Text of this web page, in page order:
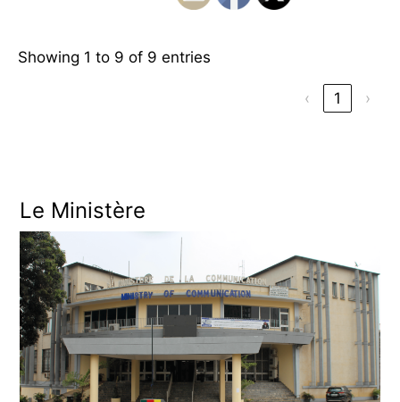
Showing 1 to 9 of 9 entries
‹ 1 ›
Le Ministère